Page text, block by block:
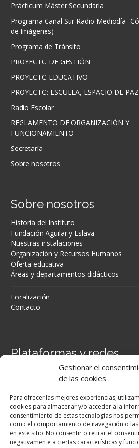
Gestionar el
de las cookies
Para ofrecer las mejores experiencias,
cookies para almacenar y/o acceder a la
consentimiento de estas tecnologías nos
como el comportamiento de navegación o
en este sitio. No consentir o retirar el
negativamente a ciertas características y
Prácticum Máster Secundaria
Programa Canal Sur Radio Mediodía-
de imágenes)
Programa de Tránsito
PROYECTO DE GESTIÓN
PROYECTO EDUCATIVO
PROYECTO: ESCUELA, ESPACIO DE PAZ
Radio Escolar
REGLAMENTO DE ORGANIZACIÓN Y
FUNCIONAMIENTO
Secretaría
Sobre nosotros
Sobre nosotros
Historia del Instituto
Fundación Aguilar y Eslava
Nuestras instalaciones
Organización y Recursos Humanos
Oferta educativa
Áreas y departamentos didácticos
Localización
Contacto
Plataformas y redes
Secretaría Virtual
Facebook